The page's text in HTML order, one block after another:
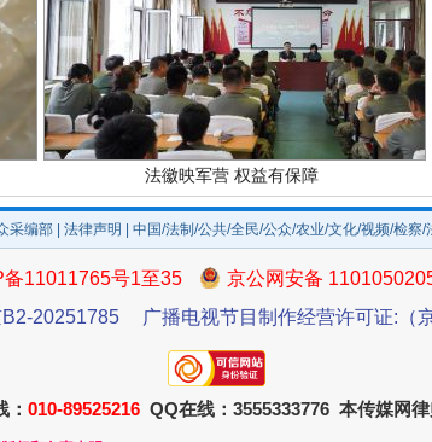
法徽映军营 权益有保障
采编部 法律声明 | 中国/法制/公共/全民/公众/农业/文化/视频/检察/
备11011765号1至35
京公网安备
20251785
广播电视节目制作经营许可证:（
010-89525216 QQ在线：3555333776 本传媒网律